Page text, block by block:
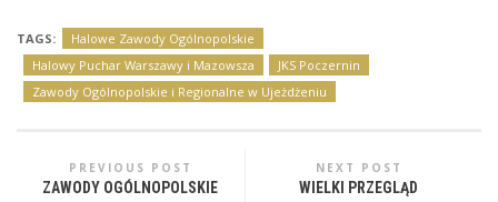
TAGS:
Halowe Zawody Ogólnopolskie
Halowy Puchar Warszawy i Mazowsza
JKS Poczernin
Zawody Ogólnopolskie i Regionalne w Ujeżdżeniu
PREVIOUS POST
ZAWODY OGÓLNOPOLSKIE
NEXT POST
WIELKI PRZEGLĄD